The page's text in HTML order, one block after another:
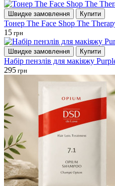
Швидке замовлення Купити
Тонер The Face Shop The
15 грн
Швидке замовлення Купити
Набір пензлів для макіяжу
295 грн